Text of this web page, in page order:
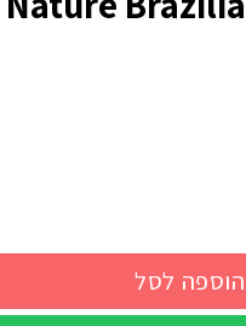
הוספה לסל